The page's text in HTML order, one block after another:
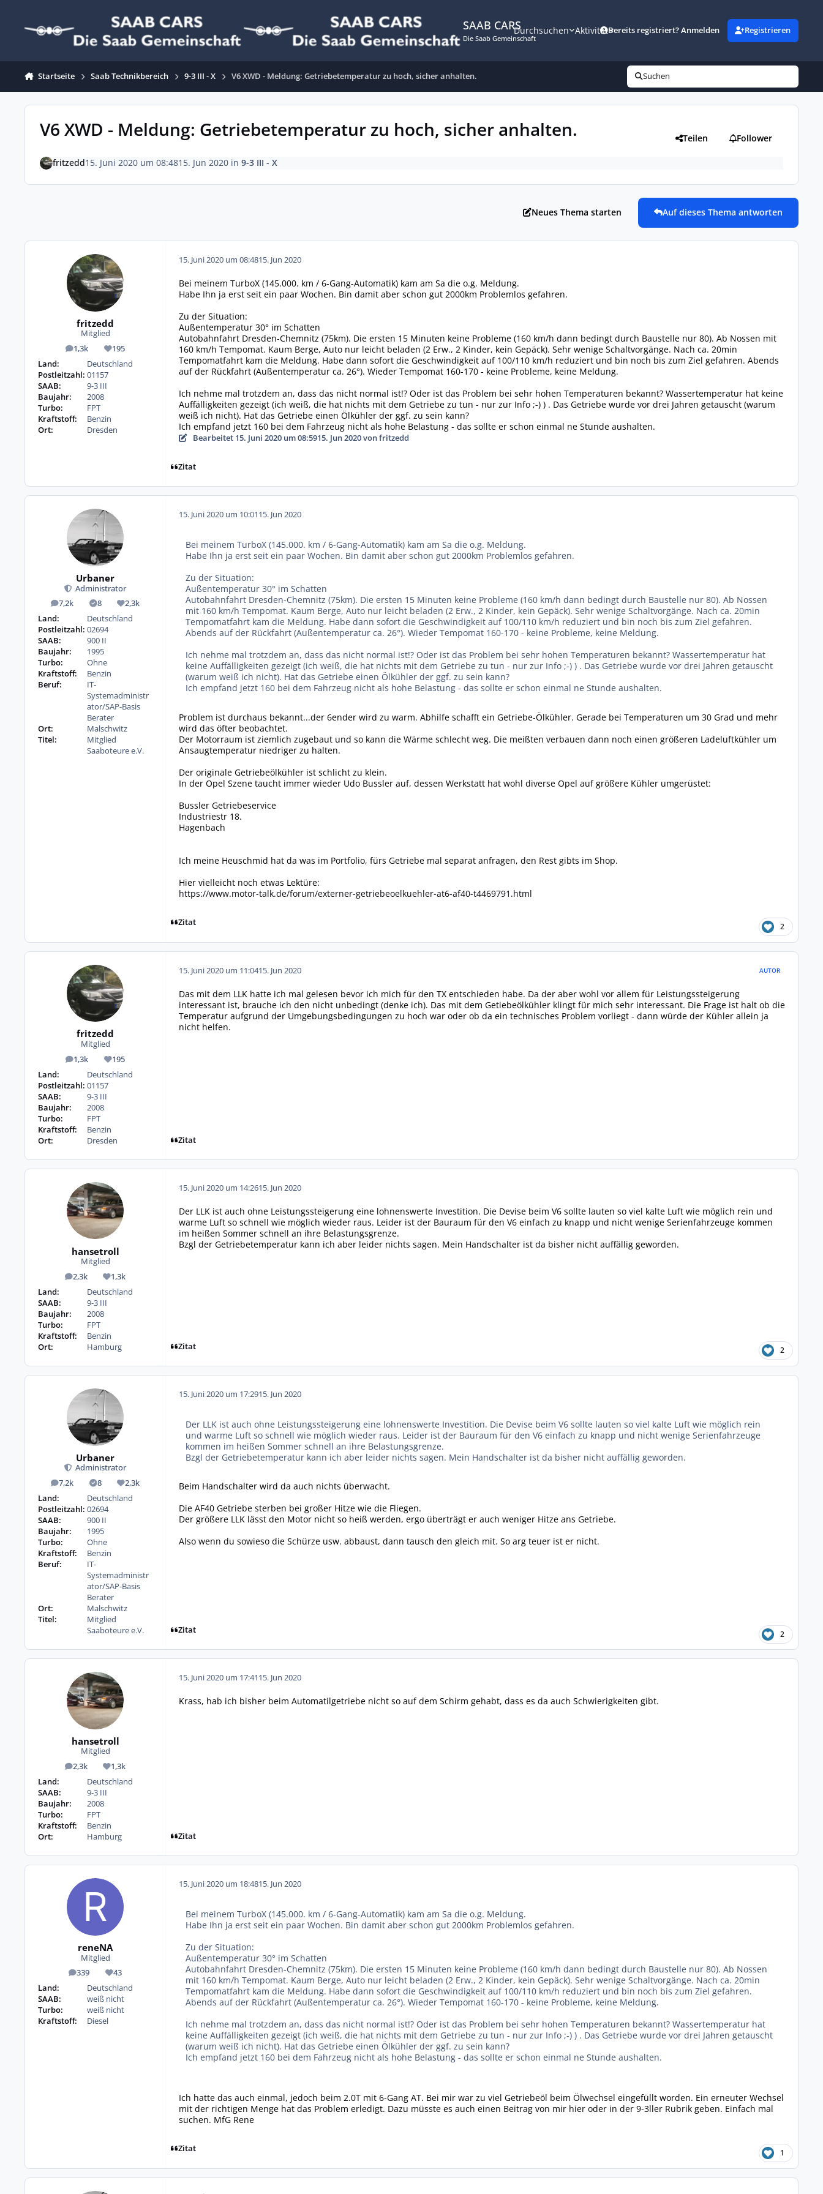
SAAB CARS
Die Saab Gemeinschaft
Durchsuchen AktivitätBereits registriert? Anmelden Registrieren
Startseite Saab Technikbereich 9-3 III - X V6 XWD - Meldung: Getriebetemperatur zu hoch, sicher anhalten. Suchen
V6 XWD - Meldung: Getriebetemperatur zu hoch, sicher anhalten. Teilen Follower
fritzedd15. Juni 2020 um 08:4815. Jun 2020in 9-3 III - X
Neues Thema starten Auf dieses Thema antworten
fritzedd
Mitglied
1,3k
Beiträge 195
Reputation
Land:
Deutschland
Postleitzahl: 01157
SAAB:
9-3 III
Baujahr:
2008
Turbo:
FPT
Kraftstoff:
Benzin
Ort:
Dresden
15. Juni 2020 um 08:4815. Jun 2020
Bei meinem TurboX (145.000. km / 6-Gang-Automatik) kam am Sa die o.g. Meldung.
Habe Ihn ja erst seit ein paar Wochen. Bin damit aber schon gut 2000km Problemlos gefahren.
Zu der Situation:
Außentemperatur 30° im Schatten
Autobahnfahrt Dresden-Chemnitz (75km). Die ersten 15 Minuten keine Probleme (160 km/h dann bedingt durch Baustelle nur 80). Ab Nossen mit
160 km/h Tempomat. Kaum Berge, Auto nur leicht beladen (2 Erw., 2 Kinder, kein Gepäck). Sehr wenige Schaltvorgänge. Nach ca. 20min
Tempomatfahrt kam die Meldung. Habe dann sofort die Geschwindigkeit auf 100/110 km/h reduziert und bin noch bis zum Ziel gefahren. Abends
auf der Rückfahrt (Außentemperatur ca. 26°). Wieder Tempomat 160-170 - keine Probleme, keine Meldung.
Ich nehme mal trotzdem an, dass das nicht normal ist!? Oder ist das Problem bei sehr hohen Temperaturen bekannt? Wassertemperatur hat keine
Auffälligkeiten gezeigt (ich weiß, die hat nichts mit dem Getriebe zu tun - nur zur Info ;-) ) . Das Getriebe wurde vor drei Jahren getauscht (warum
weiß ich nicht). Hat das Getriebe einen Ölkühler der ggf. zu sein kann?
Ich empfand jetzt 160 bei dem Fahrzeug nicht als hohe Belastung - das sollte er schon einmal ne Stunde aushalten.
Bearbeitet 15. Juni 2020 um 08:5915. Jun 2020von fritzedd
Zitat
Urbaner
Administrator
7,2k
Beiträge 8
Lösungen2,3k
Reputation
Land:
Deutschland
Postleitzahl: 02694
SAAB:
900 II
Baujahr:
1995
Turbo:
Ohne
Kraftstoff:
Benzin
Beruf:
IT-
Systemadministr
ator/SAP-Basis
Berater
Ort:
Malschwitz
Titel:
Mitglied
Saaboteure e.V.
15. Juni 2020 um 10:0115. Jun 2020
Bei meinem TurboX (145.000. km / 6-Gang-Automatik) kam am Sa die o.g. Meldung.
Habe Ihn ja erst seit ein paar Wochen. Bin damit aber schon gut 2000km Problemlos gefahren.
Zu der Situation:
Außentemperatur 30° im Schatten
Autobahnfahrt Dresden-Chemnitz (75km). Die ersten 15 Minuten keine Probleme (160 km/h dann bedingt durch Baustelle nur 80). Ab Nossen
mit 160 km/h Tempomat. Kaum Berge, Auto nur leicht beladen (2 Erw., 2 Kinder, kein Gepäck). Sehr wenige Schaltvorgänge. Nach ca. 20min
Tempomatfahrt kam die Meldung. Habe dann sofort die Geschwindigkeit auf 100/110 km/h reduziert und bin noch bis zum Ziel gefahren.
Abends auf der Rückfahrt (Außentemperatur ca. 26°). Wieder Tempomat 160-170 - keine Probleme, keine Meldung.
Ich nehme mal trotzdem an, dass das nicht normal ist!? Oder ist das Problem bei sehr hohen Temperaturen bekannt? Wassertemperatur hat
keine Auffälligkeiten gezeigt (ich weiß, die hat nichts mit dem Getriebe zu tun - nur zur Info ;-) ) . Das Getriebe wurde vor drei Jahren getauscht
(warum weiß ich nicht). Hat das Getriebe einen Ölkühler der ggf. zu sein kann?
Ich empfand jetzt 160 bei dem Fahrzeug nicht als hohe Belastung - das sollte er schon einmal ne Stunde aushalten.
Problem ist durchaus bekannt...der 6ender wird zu warm. Abhilfe schafft ein Getriebe-Ölkühler. Gerade bei Temperaturen um 30 Grad und mehr
wird das öfter beobachtet.
Der Motorraum ist ziemlich zugebaut und so kann die Wärme schlecht weg. Die meißten verbauen dann noch einen größeren Ladeluftkühler um
Ansaugtemperatur niedriger zu halten.
Der originale Getriebeölkühler ist schlicht zu klein.
In der Opel Szene taucht immer wieder Udo Bussler auf, dessen Werkstatt hat wohl diverse Opel auf größere Kühler umgerüstet:
Bussler Getriebeservice
Industriestr 18.
Hagenbach
Ich meine Heuschmid hat da was im Portfolio, fürs Getriebe mal separat anfragen, den Rest gibts im Shop.
Hier vielleicht noch etwas Lektüre:
https://www.motor-talk.de/forum/externer-getriebeoelkuehler-at6-af40-t4469791.html
Zitat 2
fritzedd
Mitglied
1,3k
Beiträge 195
Reputation
Land:
Deutschland
Postleitzahl: 01157
SAAB:
9-3 III
Baujahr:
2008
Turbo:
FPT
Kraftstoff:
Benzin
Ort:
Dresden
15. Juni 2020 um 11:0415. Jun 2020 AUTOR
Das mit dem LLK hatte ich mal gelesen bevor ich mich für den TX entschieden habe. Da der aber wohl vor allem für Leistungssteigerung
interessant ist, brauche ich den nicht unbedingt (denke ich). Das mit dem Getiebeölkühler klingt für mich sehr interessant. Die Frage ist halt ob die
Temperatur aufgrund der Umgebungsbedingungen zu hoch war oder ob da ein technisches Problem vorliegt - dann würde der Kühler allein ja
nicht helfen.
Zitat
hansetroll
Mitglied
2,3k
Beiträge 1,3k
Reputation
Land:
Deutschland
SAAB:
9-3 III
Baujahr:
2008
Turbo:
FPT
Kraftstoff:
Benzin
Ort:
Hamburg
15. Juni 2020 um 14:2615. Jun 2020
Der LLK ist auch ohne Leistungssteigerung eine lohnenswerte Investition. Die Devise beim V6 sollte lauten so viel kalte Luft wie möglich rein und
warme Luft so schnell wie möglich wieder raus. Leider ist der Bauraum für den V6 einfach zu knapp und nicht wenige Serienfahrzeuge kommen
im heißen Sommer schnell an ihre Belastungsgrenze.
Bzgl der Getriebetemperatur kann ich aber leider nichts sagen. Mein Handschalter ist da bisher nicht auffällig geworden.
Zitat 2
Urbaner
Administrator
7,2k
Beiträge 8
Lösungen2,3k
Reputation
Land:
Deutschland
Postleitzahl: 02694
SAAB:
900 II
Baujahr:
1995
Turbo:
Ohne
Kraftstoff:
Benzin
Beruf:
IT-
Systemadministr
ator/SAP-Basis
Berater
Ort:
Malschwitz
Titel:
Mitglied
Saaboteure e.V.
15. Juni 2020 um 17:2915. Jun 2020
Der LLK ist auch ohne Leistungssteigerung eine lohnenswerte Investition. Die Devise beim V6 sollte lauten so viel kalte Luft wie möglich rein
und warme Luft so schnell wie möglich wieder raus. Leider ist der Bauraum für den V6 einfach zu knapp und nicht wenige Serienfahrzeuge
kommen im heißen Sommer schnell an ihre Belastungsgrenze.
Bzgl der Getriebetemperatur kann ich aber leider nichts sagen. Mein Handschalter ist da bisher nicht auffällig geworden.
Beim Handschalter wird da auch nichts überwacht.
Die AF40 Getriebe sterben bei großer Hitze wie die Fliegen.
Der größere LLK lässt den Motor nicht so heiß werden, ergo überträgt er auch weniger Hitze ans Getriebe.
Also wenn du sowieso die Schürze usw. abbaust, dann tausch den gleich mit. So arg teuer ist er nicht.
Zitat 2
hansetroll
Mitglied
2,3k
Beiträge 1,3k
Reputation
Land:
Deutschland
SAAB:
9-3 III
Baujahr:
2008
Turbo:
FPT
Kraftstoff:
Benzin
Ort:
Hamburg
15. Juni 2020 um 17:4115. Jun 2020
Krass, hab ich bisher beim Automatilgetriebe nicht so auf dem Schirm gehabt, dass es da auch Schwierigkeiten gibt.
Zitat
reneNA
Mitglied
339
Beiträge 43
Reputation
Land:
Deutschland
SAAB:
weiß nicht
Turbo:
weiß nicht
Kraftstoff:
Diesel
15. Juni 2020 um 18:4815. Jun 2020
Bei meinem TurboX (145.000. km / 6-Gang-Automatik) kam am Sa die o.g. Meldung.
Habe Ihn ja erst seit ein paar Wochen. Bin damit aber schon gut 2000km Problemlos gefahren.
Zu der Situation:
Außentemperatur 30° im Schatten
Autobahnfahrt Dresden-Chemnitz (75km). Die ersten 15 Minuten keine Probleme (160 km/h dann bedingt durch Baustelle nur 80). Ab Nossen
mit 160 km/h Tempomat. Kaum Berge, Auto nur leicht beladen (2 Erw., 2 Kinder, kein Gepäck). Sehr wenige Schaltvorgänge. Nach ca. 20min
Tempomatfahrt kam die Meldung. Habe dann sofort die Geschwindigkeit auf 100/110 km/h reduziert und bin noch bis zum Ziel gefahren.
Abends auf der Rückfahrt (Außentemperatur ca. 26°). Wieder Tempomat 160-170 - keine Probleme, keine Meldung.
Ich nehme mal trotzdem an, dass das nicht normal ist!? Oder ist das Problem bei sehr hohen Temperaturen bekannt? Wassertemperatur hat
keine Auffälligkeiten gezeigt (ich weiß, die hat nichts mit dem Getriebe zu tun - nur zur Info ;-) ) . Das Getriebe wurde vor drei Jahren getauscht
(warum weiß ich nicht). Hat das Getriebe einen Ölkühler der ggf. zu sein kann?
Ich empfand jetzt 160 bei dem Fahrzeug nicht als hohe Belastung - das sollte er schon einmal ne Stunde aushalten.
Ich hatte das auch einmal, jedoch beim 2.0T mit 6-Gang AT. Bei mir war zu viel Getriebeöl beim Ölwechsel eingefüllt worden. Ein erneuter Wechsel
mit der richtigen Menge hat das Problem erledigt. Dazu müsste es auch einen Beitrag von mir hier oder in der 9-3ller Rubrik geben. Einfach mal
suchen. MfG Rene
Zitat 1